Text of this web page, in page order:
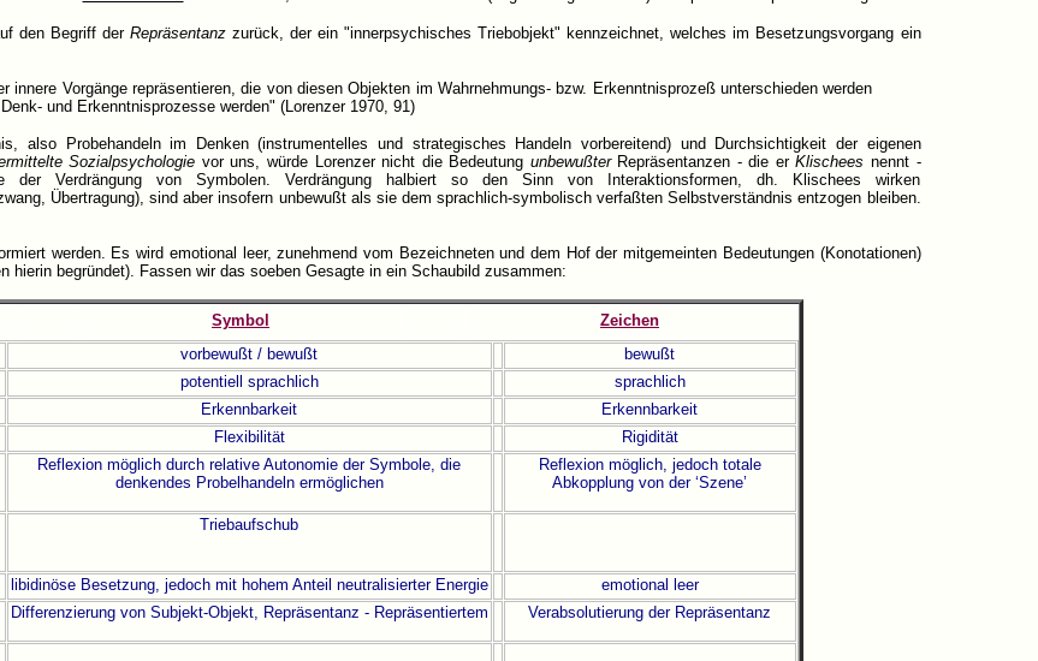
den Begriff derRepräsentanz zurück, der ein "innerpsychisches Triebobjekt" kennzeichnet, welches im Besetzungsvorgang ein
Vorgänge repräsentieren, die von diesen Objekten im Wahrnehmungs- bzw. Erkenntnisprozeß unterschieden werden
und Erkenntnisprozesse werden" (Lorenzer 1970, 91)
also Probehandeln im Denken (instrumentelles und strategisches Handeln vorbereitend) und Durchsichtigkeit der eigenen
Sozialpsychologie vor uns, würde Lorenzer nicht die Bedeutung unbewußterRepräsentanzen - die erKlischees nennt -
der Verdrängung von Symbolen. Verdrängung halbiert so den Sinn von Interaktionsformen, dh. Klischees wirken
Übertragung), sind aber insofern unbewußt als sie dem sprachlich-symbolisch verfaßten Selbstverständnis entzogen bleiben.
werden. Es wird emotional leer, zunehmend vom Bezeichneten und dem Hof der mitgemeinten Bedeutungen (Konotationen)
hierin begründet). Fassen wir das soeben Gesagte in ein Schaubild zusammen:
Symbol
Zeichen
vorbewußt / bewußt
bewußt
potentiell sprachlich
sprachlich
Erkennbarkeit
Erkennbarkeit
Flexibilität
Rigidität
Reflexion möglich durch relative Autonomie der Symbole, die
denkendes Probelhandeln ermöglichen
Reflexion möglich, jedoch totale
Abkopplung von der ‘Szene’
Triebaufschub
libidinöse Besetzung, jedoch mit hohem Anteil neutralisierter Energie
emotional leer
Differenzierung von Subjekt-Objekt, Repräsentanz - Repräsentiertem Verabsolutierung der Repräsentanz